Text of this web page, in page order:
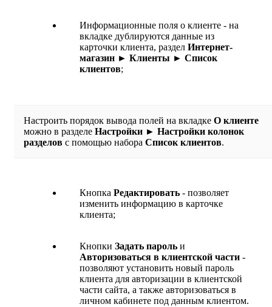
Информационные поля о клиенте - на
вкладке дублируются данные из
карточки клиента, раздел Интернет-
магазин ► Клиенты ► Список
клиентов;
Настроить порядок вывода полей на вкладке О клиенте
можно в разделе Настройки ► Настройки колонок
разделов с помощью набора Список клиентов.
Кнопка Редактировать - позволяет
изменить информацию в карточке
клиента;
Кнопки Задать пароль и
Авторизоваться в клиентской части -
позволяют установить новый пароль
клиента для авторизации в клиентской
части сайта, а также авторизоваться в
личном кабинете под данным клиентом.